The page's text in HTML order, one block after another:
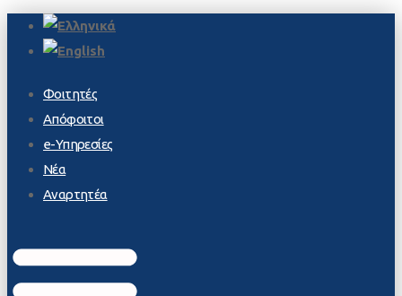
Φοιτητές
Απόφοιτοι
e-Υπηρεσίες
Νέα
Αναρτητέα